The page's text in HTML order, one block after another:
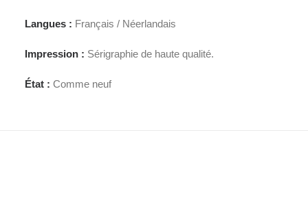
Langues : Français / Néerlandais
Impression : Sérigraphie de haute qualité.
État : Comme neuf